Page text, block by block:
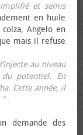
et semis
en huile
Angelo en
mais il refuse
au niveau
potentiel. En
Cette année, il
".
demande des